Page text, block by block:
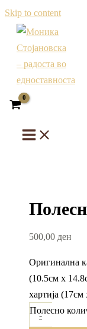
Skip to content
500,00 ден
Оригинална
(10.5см x
хартија (17см
-
Полесно